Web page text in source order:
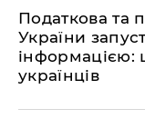
Податкова та
України
інформацією:
українців